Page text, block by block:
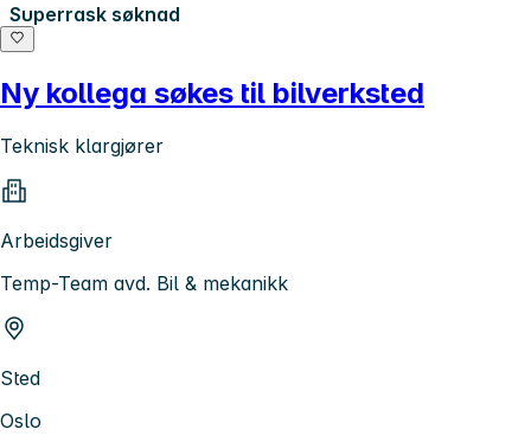
Superrask søknad
Ny kollega søkes til bilverksted
Teknisk klargjører
Arbeidsgiver
Temp-Team avd. Bil & mekanikk
Sted
Oslo